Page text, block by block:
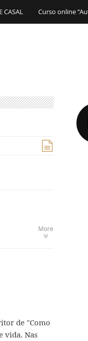
CASAL Curso online
More
de "Como
vida. Nas